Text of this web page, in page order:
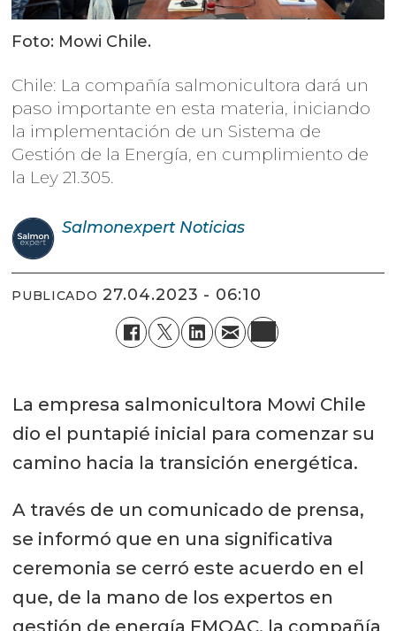
Foto: Mowi Chile.
Chile: La compañía salmonicultora dará un
paso importante en esta materia, iniciando
la implementación de un Sistema de
Gestión de la Energía, en cumplimiento de
la Ley 21.305.
Salmonexpert Noticias
PUBLICADO 27.04.2023 - 06:10
La empresa salmonicultora Mowi Chile
dio el puntapié inicial para comenzar su
camino hacia la transición energética.
A través de un comunicado de prensa,
se informó que en una significativa
ceremonia se cerró este acuerdo en el
que, de la mano de los expertos en
gestión de energía EMOAC, la compañía